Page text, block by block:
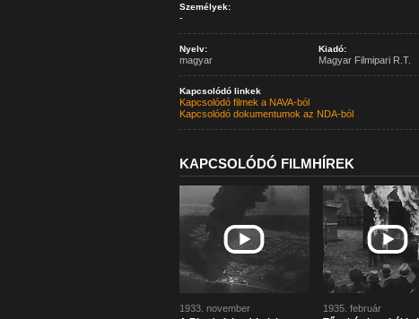
Személyek:
-
Nyelv:
magyar
Kiadó:
Magyar Filmipari R.T.
Kapcsolódó linkek
Kapcsolódó filmek a NAVA-ból
Kapcsolódó dokumentumok az NDA-ból
KAPCSOLÓDÓ FILMHÍREK
1933. november
1935. február